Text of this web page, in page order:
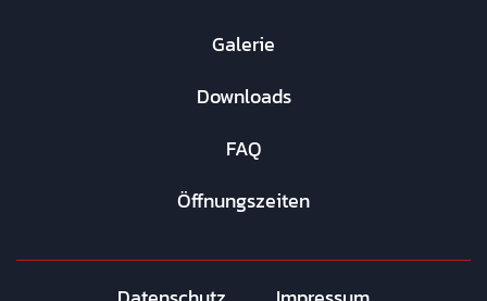
Galerie
Downloads
FAQ
Öffnungszeiten